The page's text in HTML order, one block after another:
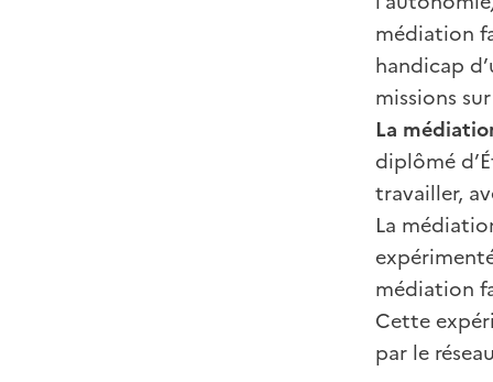
médiation
handicap
missions
La
diplômé
travailler,
La
médiation
Cette
par le